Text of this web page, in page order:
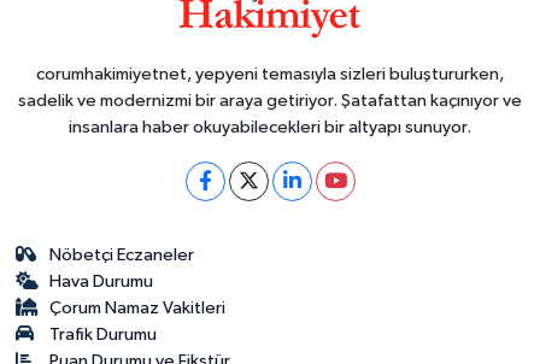
corumhakimiyetnet, yepyeni temasıyla sizleri buluştururken,
sadelik ve modernizmi bir araya getiriyor. Şatafattan kaçınıyor ve
insanlara haber okuyabilecekleri bir altyapı sunuyor.
Nöbetçi Eczaneler
Hava Durumu
Çorum Namaz Vakitleri
Trafik Durumu